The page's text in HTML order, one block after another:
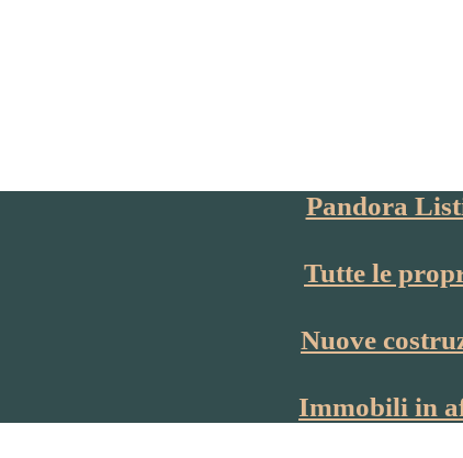
Pandora
Tutte le
Nuove
Immobili in